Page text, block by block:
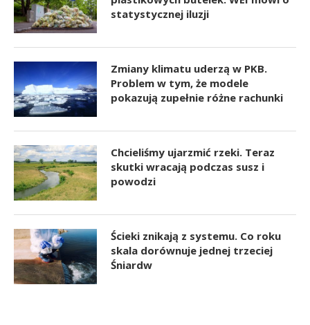
statystycznej iluzji
Zmiany klimatu uderzą w PKB.
Problem w tym, że modele
pokazują zupełnie różne rachunki
Chcieliśmy ujarzmić rzeki. Teraz
skutki wracają podczas susz i
powodzi
Ścieki znikają z systemu. Co roku
skala dorównuje jednej trzeciej
Śniardw